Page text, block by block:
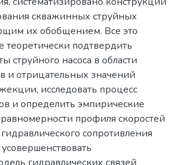
скважинных струйных
их обобщением. Все это
теоретически подтвердить
струйного насоса в области
и отрицательных значений
исследовать процесс
и определить эмпирические
профиля скоростей
сопротивления